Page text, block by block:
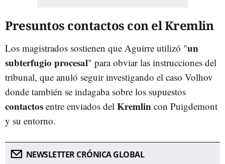
Presuntos contactos con el Kremlin
Los magistrados sostienen que Aguirre utilizó "un
subterfugio procesal" para obviar las instrucciones del
tribunal, que anuló seguir investigando el caso Volhov
donde también se indagaba sobre los supuestos
contactos entre enviados del Kremlin con Puigdemont
y su entorno.
NEWSLETTER CRÓNICA GLOBAL